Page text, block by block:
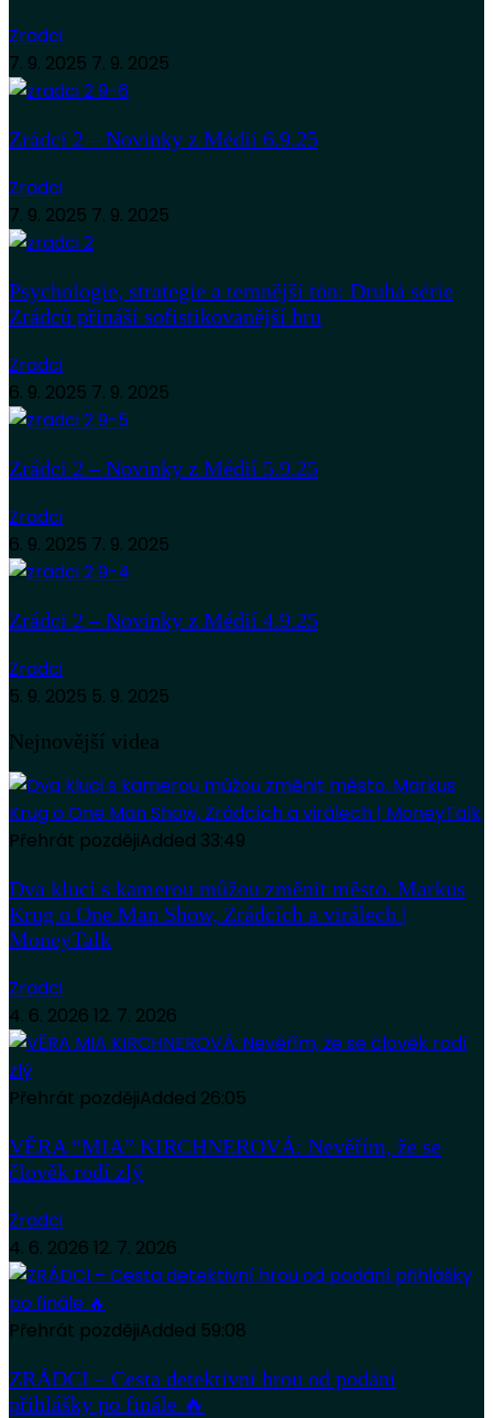
Zradci
7. 9. 2025 7. 9. 2025
Zrádci 2 – Novinky z Médií 6.9.25
Zradci
7. 9. 2025 7. 9. 2025
Psychologie, strategie a temnější tón: Druhá série
Zrádců přináší sofistikovanější hru
Zradci
6. 9. 2025 7. 9. 2025
Zrádci 2 – Novinky z Médií 5.9.25
Zradci
6. 9. 2025 7. 9. 2025
Zrádci 2 – Novinky z Médií 4.9.25
Zradci
5. 9. 2025 5. 9. 2025
Nejnovější videa
Přehrát pozdějiAdded 33:49
Dva kluci s kamerou můžou změnit město. Markus
Krug o One Man Show, Zrádcích a virálech |
MoneyTalk
Zradci
4. 6. 2026 12. 7. 2026
Přehrát pozdějiAdded 26:05
VĚRA “MIA” KIRCHNEROVÁ: Nevěřím, že se
člověk rodí zlý
Zradci
4. 6. 2026 12. 7. 2026
Přehrát pozdějiAdded 59:08
ZRÁDCI – Cesta detektivní hrou od podání
přihlášky po finále 🔥